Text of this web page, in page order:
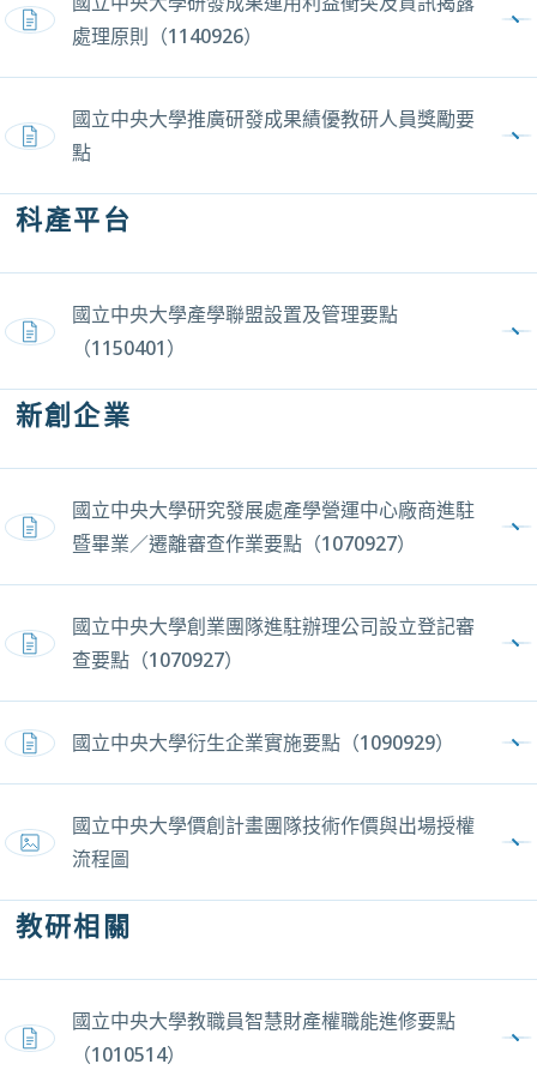
處理原則（1140926）
PDF，另開新視窗
國立中央大學推廣研發成果績優教研人員獎勵要
點
PDF，另開新視窗
科產平台
國立中央大學產學聯盟設置及管理要點
（1150401）
PDF，另開新視窗
新創企業
國立中央大學研究發展處產學營運中心廠商進駐
暨畢業／遷離審查作業要點（1070927）
PDF，另開新視窗
國立中央大學創業團隊進駐辦理公司設立登記審
查要點（1070927）
PDF，另開新視窗
國立中央大學衍生企業實施要點（1090929）
PDF，另開新視窗
國立中央大學價創計畫團隊技術作價與出場授權
流程圖
圖片，另開新視窗
教研相關
國立中央大學教職員智慧財產權職能進修要點
（1010514）
PDF，另開新視窗